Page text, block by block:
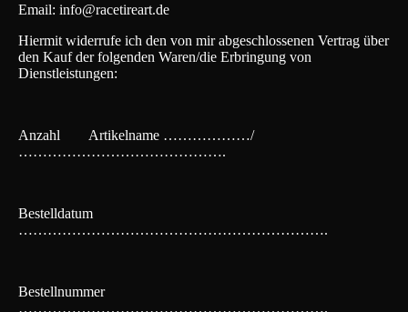
Email: info@racetireart.de
Hiermit widerrufe ich den von mir abgeschlossenen Vertrag über
den Kauf der folgenden Waren/die Erbringung von
Dienstleistungen:
Anzahl Artikelname ………………/
…………………………………….
Bestelldatum
……………………………………………………….
Bestellnummer
……………………………………………………….